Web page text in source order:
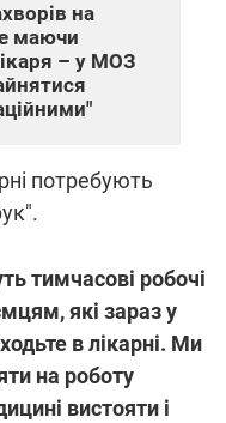
на
маючи
– у МОЗ
потребують
тимчасові робочі
які зараз у
в лікарні. Ми
на роботу
вистояти і